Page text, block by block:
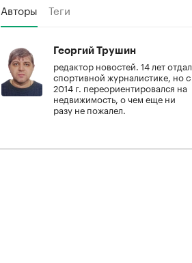
Авторы Теги
Георгий Трушин
редактор новостей. 14 лет отдал
спортивной журналистике, но с
2014 г. переориентировался на
недвижимость, о чем еще ни
разу не пожалел.